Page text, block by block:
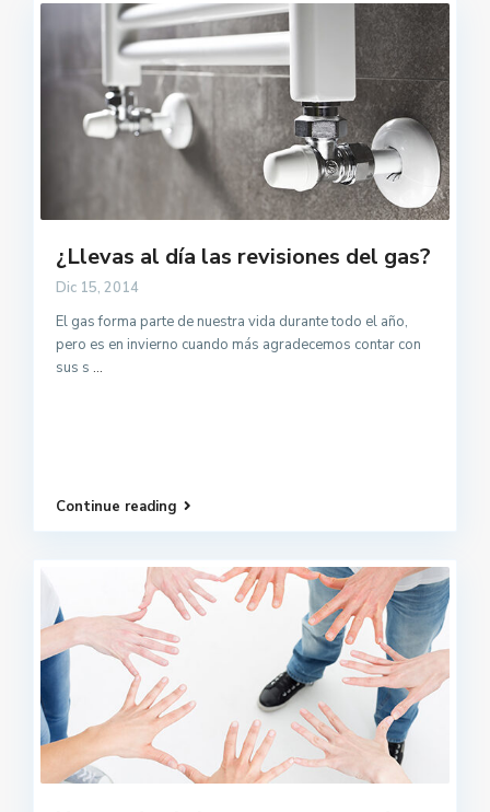
¿Llevas al día las revisiones del gas?
Dic 15, 2014
El gas forma parte de nuestra vida durante todo el año,
pero es en invierno cuando más agradecemos contar con
sus s...
Continue reading